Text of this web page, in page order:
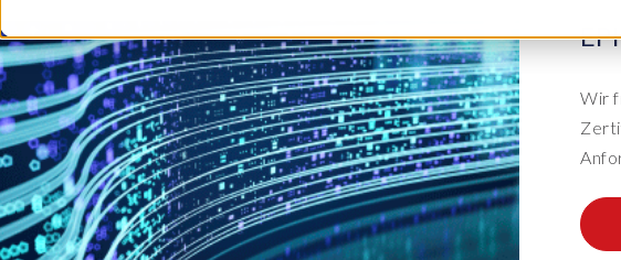
Datenschutz & Sicherheit
Data Privacy Suite
Data Secure™
Data Disclose™
SAP HCM & Payroll
Transformation mit PRISM™
SAP® SuccessFactors®
Integration Monitoring
Payroll reporting
Webinare
Lernen Sie von unseren Experten in
Webinaren
E-Books, Whitepaper & mehr...
Entdecken Sie unsere E-Books,
Videos
Verbessern Sie Ihr SAP Know-how
Wer wir sind
Unsere Kultur
Karriere
Partner
Kontaktieren Sie uns
Support
News
Events
Wir